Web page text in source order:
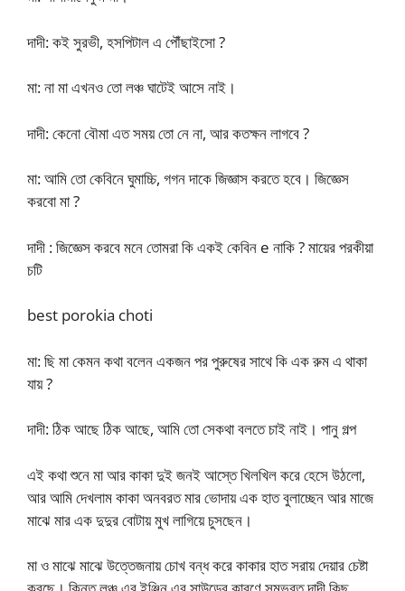
দাদী: কই সুরভী, হসপিটাল এ পৌঁছাইসো ?
মা: না মা এখনও তো লঞ্চ ঘাটেই আসে নাই।
দাদী: কেনো বৌমা এত সময় তো নে না, আর কতক্ষন লাগবে ?
মা: আমি তো কেবিনে ঘুমাচ্চি, গগন দাকে জিজ্ঞাস করতে হবে। জিজ্ঞেস
করবো মা ?
দাদী : জিজ্ঞেস করবে মনে তোমরা কি একই কেবিন e নাকি ? মায়ের পরকীয়া
চটি
best porokia choti
মা: ছি মা কেমন কথা বলেন একজন পর পুরুষের সাথে কি এক রুম এ থাকা
যায় ?
দাদী: ঠিক আছে ঠিক আছে, আমি তো সেকথা বলতে চাই নাই। পানু গল্প
এই কথা শুনে মা আর কাকা দুই জনই আস্তে খিলখিল করে হেসে উঠলো,
আর আমি দেখলাম কাকা অনবরত মার ভোদায় এক হাত বুলাচ্ছেন আর মাজে
মাঝে মার এক দুদুর বোটায় মুখ লাগিয়ে চুসছেন।
মা ও মাঝে মাঝে উত্তেজনায় চোখ বন্ধ করে কাকার হাত সরায় দেয়ার চেষ্টা